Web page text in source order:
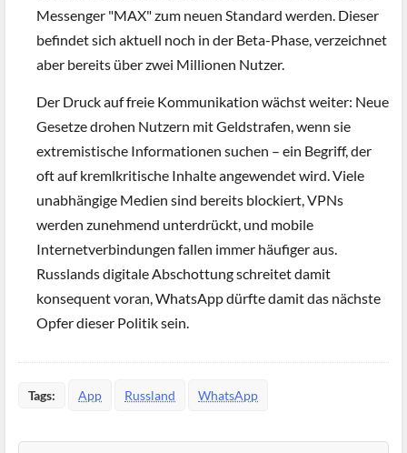
Messenger "MAX" zum neuen Standard werden. Dieser
befindet sich aktuell noch in der Beta-Phase, verzeichnet
aber bereits über zwei Millionen Nutzer.
Der Druck auf freie Kommunikation wächst weiter: Neue
Gesetze drohen Nutzern mit Geldstrafen, wenn sie
extremistische Informationen suchen – ein Begriff, der
oft auf kremlkritische Inhalte angewendet wird. Viele
unabhängige Medien sind bereits blockiert, VPNs
werden zunehmend unterdrückt, und mobile
Internetverbindungen fallen immer häufiger aus.
Russlands digitale Abschottung schreitet damit
konsequent voran, WhatsApp dürfte damit das nächste
Opfer dieser Politik sein.
Tags: App Russland WhatsApp